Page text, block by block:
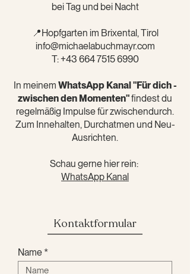
bei Tag und bei Nacht
📍Hopfgarten im Brixental, Tirol
info@michaelabuchmayr.com
T: +43 664 7515 6990
In meinem WhatsApp Kanal "Für dich -
zwischen den Momenten"findest du
regelmäßig Impulse für zwischendurch.
Zum Innehalten, Durchatmen und Neu-
Ausrichten.
Schau gerne hier rein:
WhatsApp Kanal
Kontaktformular
Name